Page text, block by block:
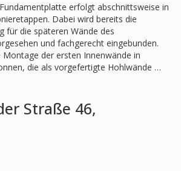
erfolgt abschnittsweise in
Dabei wird bereits die
für die späteren Wände des
und fachgerecht eingebunden.
Montage der ersten Innenwände in
die als vorgefertigte Hohlwände …
Straße 46,